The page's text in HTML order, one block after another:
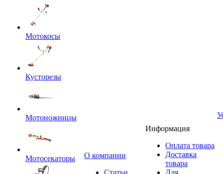
Мотокосы
Кусторезы
Мотоножницы
Мотосекаторы
O компании
Статьи
Информация
Оплата товара
Доставка
товара
Для